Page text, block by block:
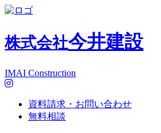
株式会社今井建設
IMAI Construction
資料請求・お問い合わせ
無料相談